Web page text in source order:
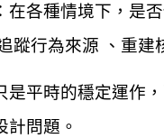
各種情境下，是
蹤行為來源 、重建
平時的穩定運作
問題。